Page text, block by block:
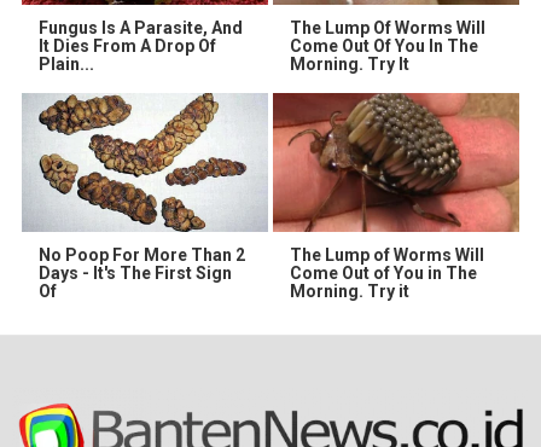
Fungus Is A Parasite, And
It Dies From A Drop Of
Plain...
The Lump Of Worms Will
Come Out Of You In The
Morning. Try It
No Poop For More Than 2
Days - It's The First Sign
Of
The Lump of Worms Will
Come Out of You in The
Morning. Try it